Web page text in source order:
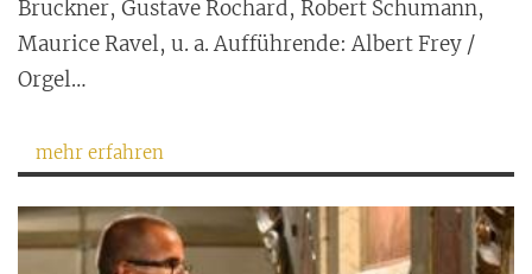
Bruckner, Gustave Rochard, Robert Schumann,
Maurice Ravel, u. a. Aufführende: Albert Frey /
Orgel…
mehr erfahren